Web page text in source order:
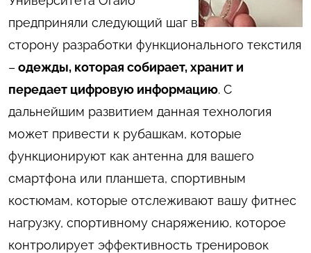
предприняли следующий шаг в
сторону разработки функционального текстиля
– одежды, которая собирает, хранит и
передает цифровую информацию. С
дальнейшим развитием данная технология
может привести к рубашкам, которые
функционируют как антенна для вашего
смартфона или планшета, спортивным
костюмам, которые отслеживают вашу фитнес
нагрузку, спортивному снаряжению, которое
контролирует эффективность тренировок